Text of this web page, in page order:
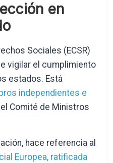
en
Sociales (ECSR)
vigilar el cumplimiento
estados. Está
independientes e
Comité de Ministros
hace referencia al
Europea, ratificada